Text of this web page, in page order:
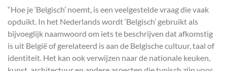
“Hoe je ‘Belgisch’ noemt, is een veelgestelde vraag die vaak
opduikt. In het Nederlands wordt ‘Belgisch’ gebruikt als
bijvoeglijk naamwoord om iets te beschrijven dat afkomstig
is uit België of gerelateerd is aan de Belgische cultuur, taal of
identiteit. Het kan ook verwijzen naar de nationale keuken,